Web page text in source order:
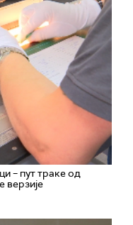
– пут траке од
верзије